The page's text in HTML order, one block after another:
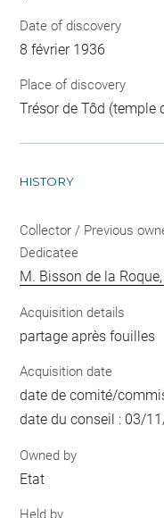
Date of discovery
8 février 1936
Place of discovery
Trésor de Tôd (temple
HISTORY
Collector / Previous
Dedicatee
M. Bisson de la
Acquisition details
partage après fouilles
Acquisition date
date de comité/
date du conseil : 03/
Owned by
Etat
Held by